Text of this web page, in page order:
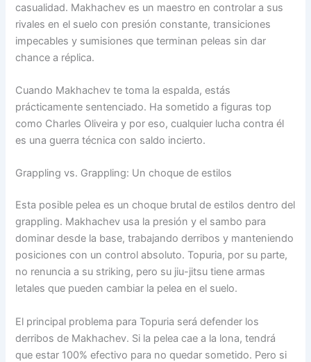
casualidad. Makhachev es un maestro en controlar a sus
rivales en el suelo con presión constante, transiciones
impecables y sumisiones que terminan peleas sin dar
chance a réplica.
Cuando Makhachev te toma la espalda, estás
prácticamente sentenciado. Ha sometido a figuras top
como Charles Oliveira y por eso, cualquier lucha contra él
es una guerra técnica con saldo incierto.
Grappling vs. Grappling: Un choque de estilos
Esta posible pelea es un choque brutal de estilos dentro del
grappling. Makhachev usa la presión y el sambo para
dominar desde la base, trabajando derribos y manteniendo
posiciones con un control absoluto. Topuria, por su parte,
no renuncia a su striking, pero su jiu-jitsu tiene armas
letales que pueden cambiar la pelea en el suelo.
El principal problema para Topuria será defender los
derribos de Makhachev. Si la pelea cae a la lona, tendrá
que estar 100% efectivo para no quedar sometido. Pero si